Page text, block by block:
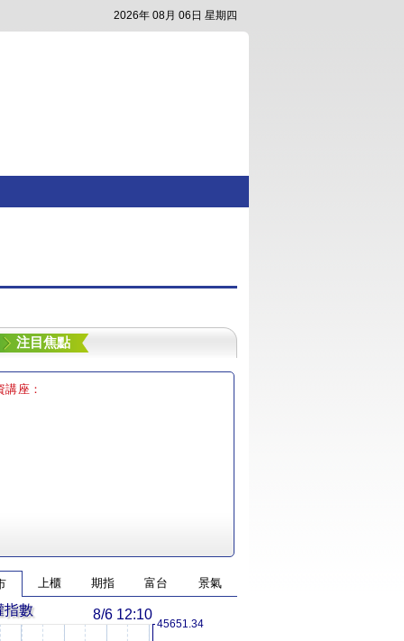
2026年 08月 06日 星期四
注目焦點
講座：
上櫃 期指 富台 景氣
8/6 12:10
指數
45651.34